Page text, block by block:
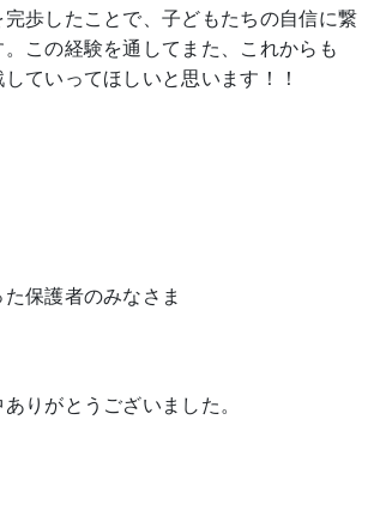
歩したことで、子どもたちの自信に繋
この経験を通してまた、これからも
ていってほしいと思います！！
た保護者のみなさま
りがとうございました。